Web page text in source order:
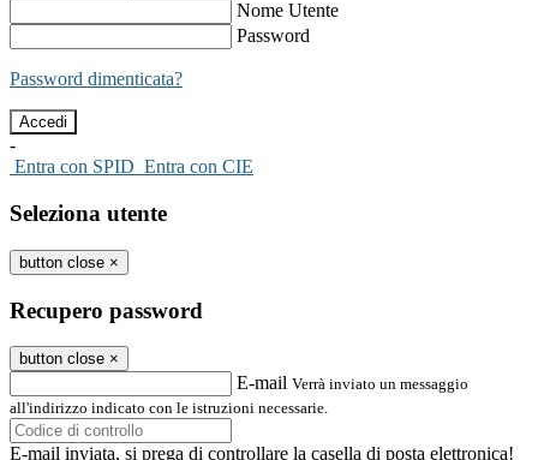
Nome Utente
Password
Password dimenticata?
-
Entra con SPID Entra con CIE
Seleziona utente
button close ×
Recupero password
button close ×
E-mail Verrà inviato un messaggio
all'indirizzo indicato con le istruzioni necessarie.
E-mail inviata, si prega di controllare la casella di posta elettronica!